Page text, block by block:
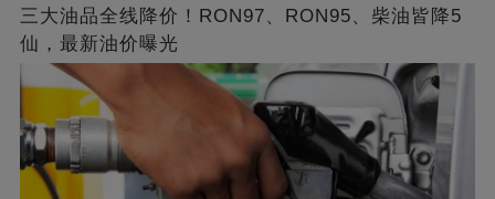
三大油品全线降价！RON97、RON95、柴油皆降5
仙，最新油价曝光